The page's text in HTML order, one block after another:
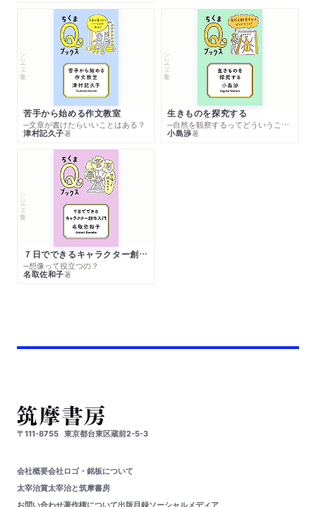
シリーズ・全集
苦手から始める作文教室
─文章が書けたらいいことはある？
津村記久子著
シリーズ・全集
生きものを探究する
─自然を観察するってどういうこと？
小島渉著
シリーズ・全集
７日でできるキャラクター創作入門
─想像って役立つの？
名取佐和子著
〒111-8755 東京都台東区蔵前2-5-3
会社概要会社ロゴ・銘板について
太宰治賞太宰治と筑摩書房
お問い合わせ著作権について出版目録ソーシャルメディア